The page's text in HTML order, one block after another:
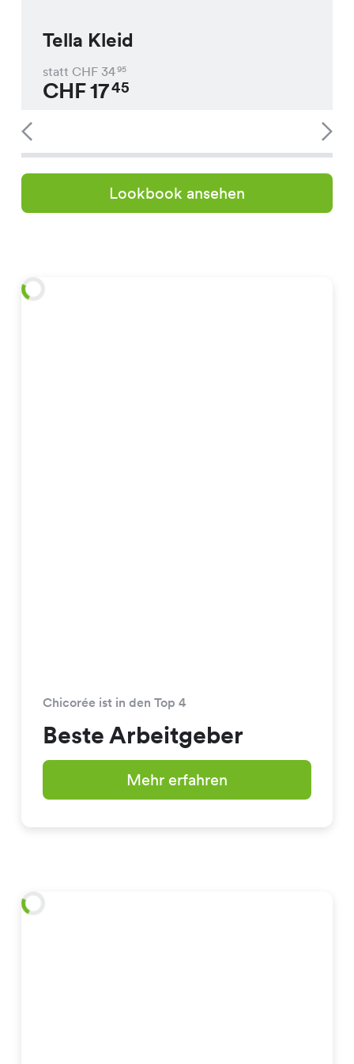
Tella Kleid
statt CHF 3495
CHF1745
Lookbook ansehen
Chicorée ist in den Top 4
Beste Arbeitgeber
Mehr erfahren